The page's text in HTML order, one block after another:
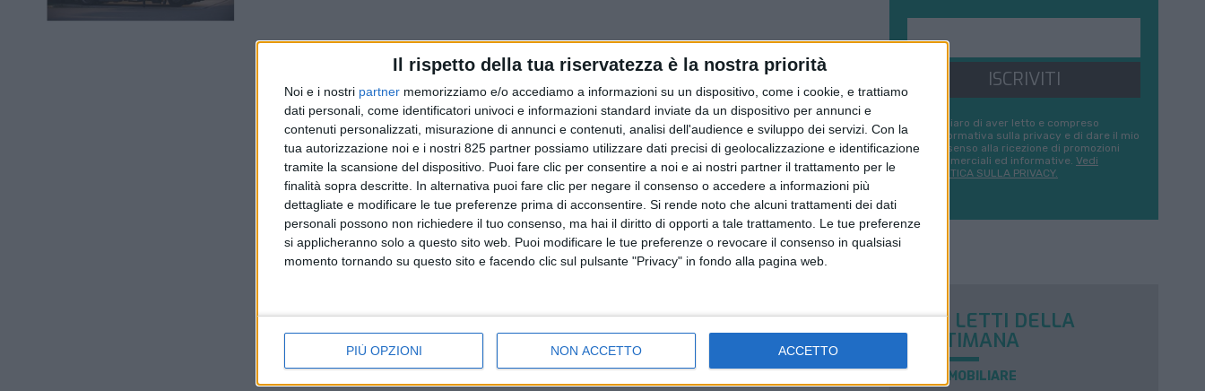
Il rispetto della tua riservatezza è la nostra priorità
Noi e i nostri partner memorizziamo e/o accediamo a informazioni su un dispositivo, come i cookie, e trattiamo
dati personali, come identificatori univoci e informazioni standard inviate da un dispositivo per annunci e
contenuti personalizzati, misurazione di annunci e contenuti, analisi dell'audience e sviluppo dei servizi. Con la
tua autorizzazione noi e i nostri 825 partner possiamo utilizzare dati precisi di geolocalizzazione e identificazione
tramite la scansione del dispositivo. Puoi fare clic per consentire a noi e ai nostri partner il trattamento per le
finalità sopra descritte. In alternativa puoi fare clic per negare il consenso o accedere a informazioni più
dettagliate e modificare le tue preferenze prima di acconsentire. Si rende noto che alcuni trattamenti dei dati
personali possono non richiedere il tuo consenso, ma hai il diritto di opporti a tale trattamento. Le tue preferenze
si applicheranno solo a questo sito web. Puoi modificare le tue preferenze o revocare il consenso in qualsiasi
momento tornando su questo sito e facendo clic sul pulsante "Privacy" in fondo alla pagina web.
PIÙ OPZIONI NON ACCETTO ACCETTO
ISCRIVITI
Dichiaro di aver letto e compreso
l'informativa sulla privacy e di dare il mio
consenso alla ricezione di promozioni
commerciali ed informative. Vedi
POLITICA SULLA PRIVACY.
I PIÙ LETTI DELLA
SETTIMANA
IMMOBILIARE